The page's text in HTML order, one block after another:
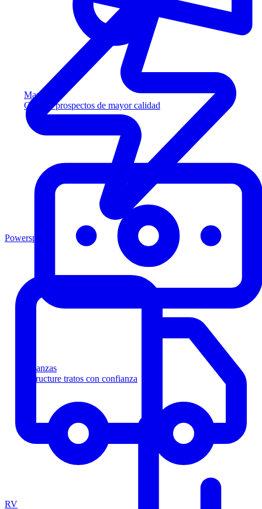
Marketing
Capture prospectos de mayor calidad
Finanzas
Estructure tratos con confianza
Powersports
RV